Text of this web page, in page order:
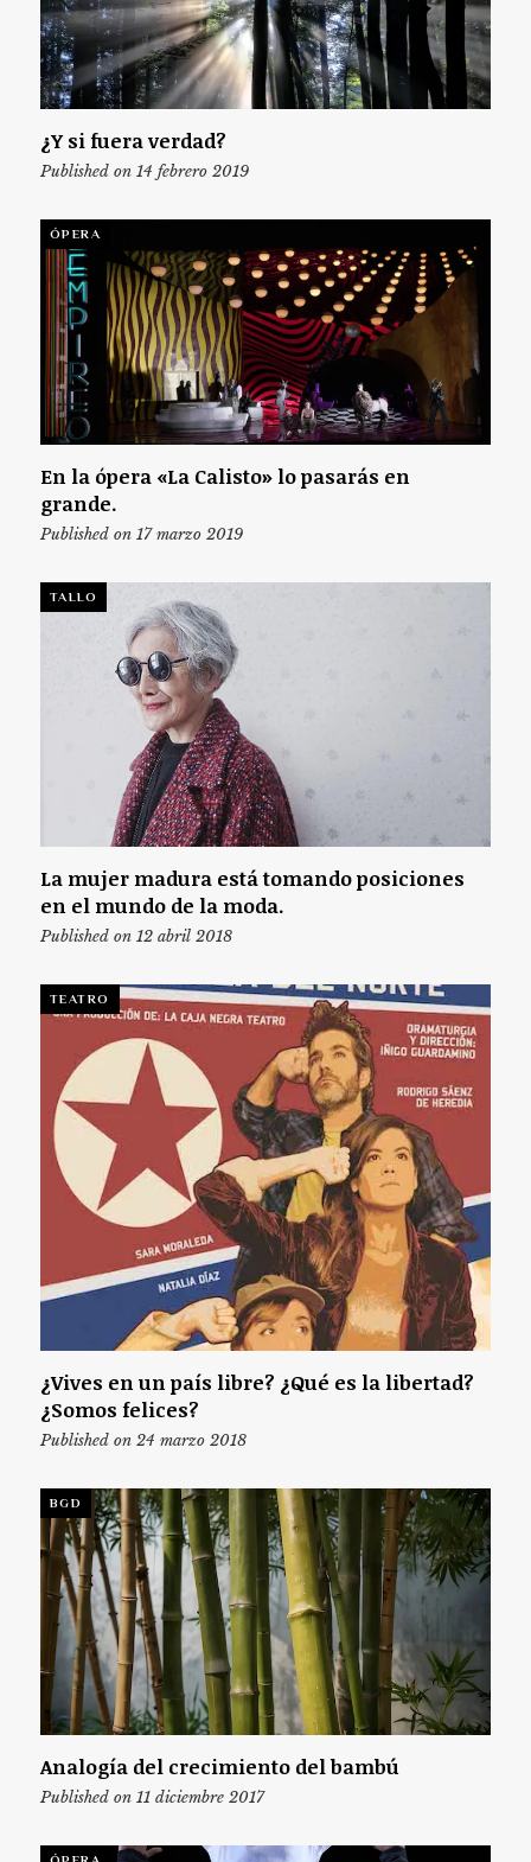
¿Y si fuera verdad?
Published on 14 febrero 2019
ÓPERA
En la ópera «La Calisto» lo pasarás en
grande.
Published on 17 marzo 2019
TALLO
La mujer madura está tomando posiciones
en el mundo de la moda.
Published on 12 abril 2018
TEATRO
¿Vives en un país libre? ¿Qué es la libertad?
¿Somos felices?
Published on 24 marzo 2018
BGD
Analogía del crecimiento del bambú
Published on 11 diciembre 2017